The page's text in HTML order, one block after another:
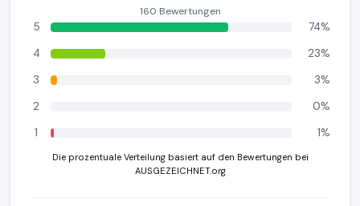
160 Bewertungen
5
74%
4
23%
3
3%
2
0%
1
1%
Die prozentuale Verteilung basiert auf den Bewertungen bei
AUSGEZEICHNET.org